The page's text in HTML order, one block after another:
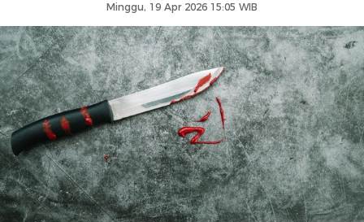
Minggu, 19 Apr 2026 15:05 WIB